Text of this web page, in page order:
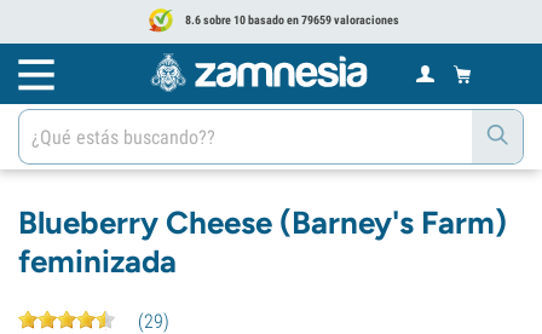
8.6 sobre 10 basado en 79659 valoraciones
Blueberry Cheese (Barney's Farm)
feminizada
(29)